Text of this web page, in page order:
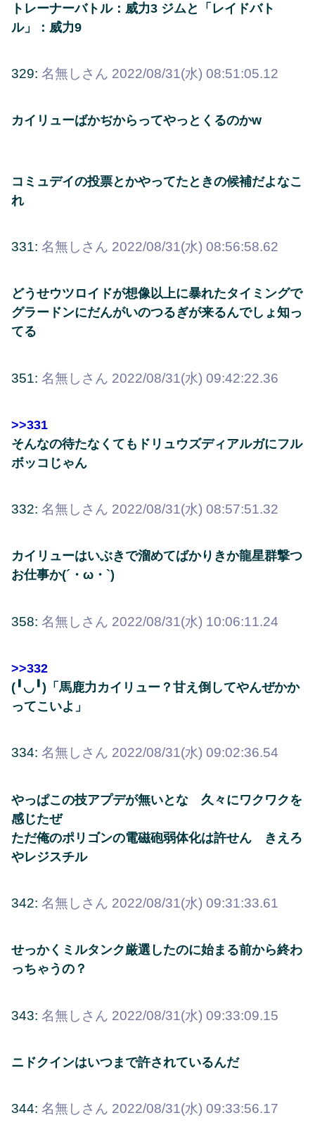
トレーナーバトル：威力3 ジムと「レイドバト
ル」：威力9
329: 名無しさん 2022/08/31(水) 08:51:05.12
カイリューばかぢからってやっとくるのかw
コミュデイの投票とかやってたときの候補だよなこ
れ
331: 名無しさん 2022/08/31(水) 08:56:58.62
どうせウツロイドが想像以上に暴れたタイミングで
グラードンにだんがいのつるぎが来るんでしょ知っ
てる
351: 名無しさん 2022/08/31(水) 09:42:22.36
>>331
そんなの待たなくてもドリュウズディアルガにフル
ボッコじゃん
332: 名無しさん 2022/08/31(水) 08:57:51.32
カイリューはいぶきで溜めてばかりきか龍星群撃つ
お仕事か(´・ω・`)
358: 名無しさん 2022/08/31(水) 10:06:11.24
>>332
(╹◡╹)「馬鹿力カイリュー？甘え倒してやんぜかか
ってこいよ」
334: 名無しさん 2022/08/31(水) 09:02:36.54
やっぱこの技アプデが無いとな 久々にワクワクを
感じたぜ
ただ俺のポリゴンの電磁砲弱体化は許せん きえろ
やレジスチル
342: 名無しさん 2022/08/31(水) 09:31:33.61
せっかくミルタンク厳選したのに始まる前から終わ
っちゃうの？
343: 名無しさん 2022/08/31(水) 09:33:09.15
ニドクインはいつまで許されているんだ
344: 名無しさん 2022/08/31(水) 09:33:56.17